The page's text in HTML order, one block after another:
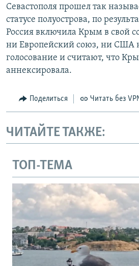
Севастополя прошел так
статусе полуострова, по
Россия включила Крым в свой
ни Европейский союз, ни США
голосование и считают, что
аннексировала.
Поделиться Читать без
ЧИТАЙТЕ ТАКЖЕ:
ТОП-ТЕМА